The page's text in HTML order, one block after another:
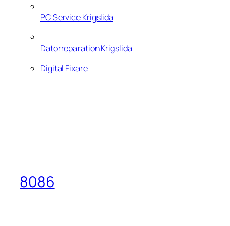
PC Service Krigslida
Datorreparation Krigslida
Digital Fixare
8086